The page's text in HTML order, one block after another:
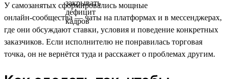
У самозанятых сформировались мощные
онлайн‑сообщества — чаты на платформах и в мессенджерах,
где они обсуждают ставки, условия и поведение конкретных
заказчиков. Если исполнителю не понравилась торговая
точка, он не вернётся туда и расскажет о проблемах другим.